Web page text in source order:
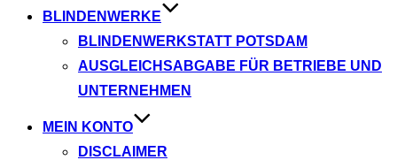
BLINDENWERKE
BLINDENWERKSTATT POTSDAM
AUSGLEICHSABGABE FÜR BETRIEBE UND
UNTERNEHMEN
MEIN KONTO
DISCLAIMER